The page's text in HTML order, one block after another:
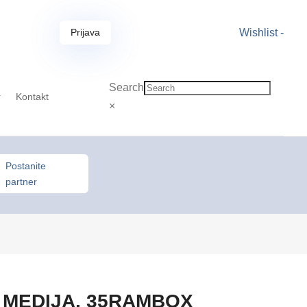
Prijava Wishlist -
Kontakt
Search
×
Postanite
partner
35RAMBOX